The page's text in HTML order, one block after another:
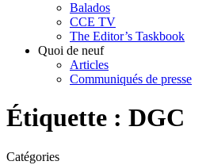
Balados
CCE TV
The Editor’s Taskbook
Quoi de neuf
Articles
Communiqués de presse
Étiquette : DGC
Catégories